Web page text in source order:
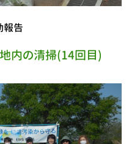
報告
内の清掃(14回目)